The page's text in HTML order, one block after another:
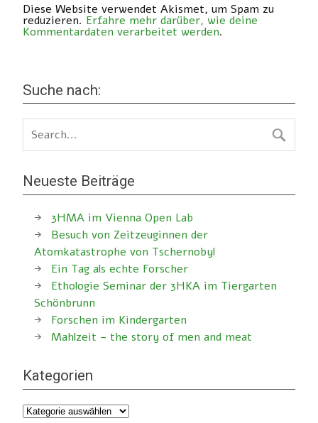
Diese Website verwendet Akismet, um Spam zu
reduzieren. Erfahre mehr darüber, wie deine
Kommentardaten verarbeitet werden.
Suche nach:
Neueste Beiträge
3HMA im Vienna Open Lab
Besuch von Zeitzeuginnen der
Atomkatastrophe von Tschernobyl
Ein Tag als echte Forscher
Ethologie Seminar der 3HKA im Tiergarten
Schönbrunn
Forschen im Kindergarten
Mahlzeit – the story of men and meat
Kategorien
Kategorien